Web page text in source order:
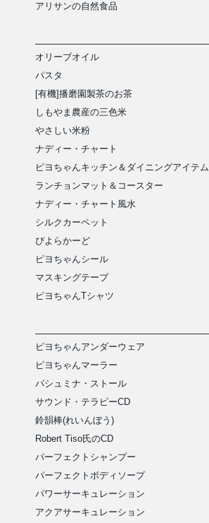
アリサンの自然食品
オリーブオイル
パスタ
[有機]播磨園製茶のお茶
しもやま農産の三色米
やさしい米粉
ナディー・チャート
ピヨちゃんキッチン＆ダイニングアイテム
ランチョンマット＆コースター
ナディー・チャート風水
シルクカーペット
ぴよらかーど
ピヨちゃんシール
マスキングテープ
ピヨちゃんTシャツ
ピヨちゃんアンダーウェア
ピヨちゃんマーラー
パシュミナ・ストール
サウンド・テラピーCD
鈴韻棒(れいんぼう)
Robert Tiso氏のCD
パーフェクトシャンプー
パーフェクトボディソープ
パワーサーキュレーション
アクアサーキュレーション